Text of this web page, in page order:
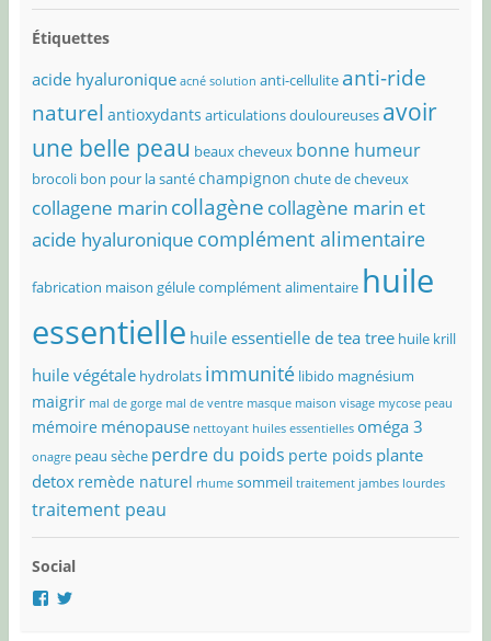
Étiquettes
acide hyaluronique acné solution anti-cellulite anti-ride
naturel antioxydants articulations douloureuses avoir
une belle peau beaux cheveux bonne humeur
brocoli bon pour la santé champignon chute de cheveux
collagene marin collagène collagène marin et
acide hyaluronique complément alimentaire
fabrication maison gélule complément alimentaire huile
essentielle huile essentielle de tea tree huile krill
huile végétale hydrolats immunité libido magnésium
maigrir mal de gorge mal de ventre masque maison visage mycose peau
mémoire ménopause nettoyant huiles essentielles oméga 3
onagre peau sèche perdre du poids perte poids plante
detox remède naturel rhume sommeil traitement jambes lourdes
traitement peau
Social
VoirVoir